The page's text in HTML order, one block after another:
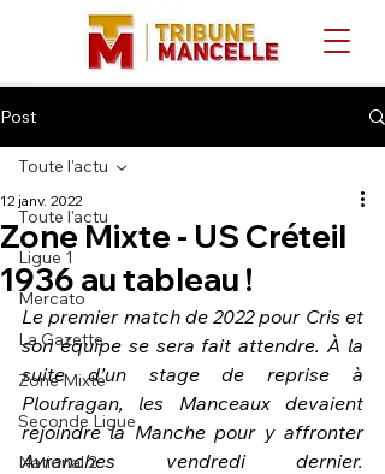
Post
Toute l'actu
Ligue 1
Mercato
La Gazette
Zone Mixte
Seconde Ligue
National 2
Toute l'actu
Zone Mixte - US Créteil
1936 au tableau !
12 janv. 2022
Le premier match de 2022 pour Cris et
son équipe se sera fait attendre. À la
suite d’un stage de reprise à
Ploufragan, les Manceaux devaient
rejoindre la Manche pour y affronter
Avranches vendredi dernier.